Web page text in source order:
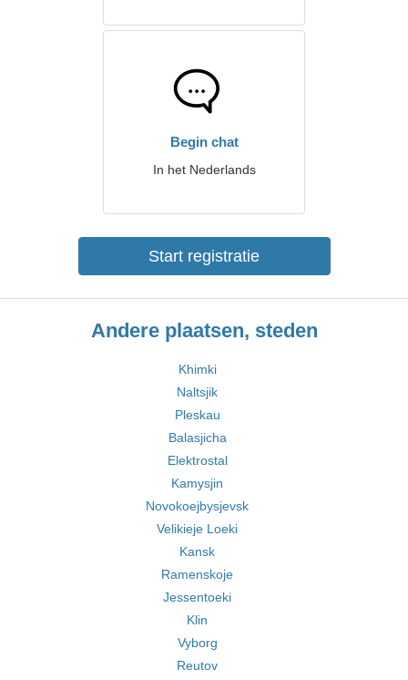
Begin chat
In het Nederlands
Start registratie
Andere plaatsen, steden
Khimki
Naltsjik
Pleskau
Balasjicha
Elektrostal
Kamysjin
Novokoejbysjevsk
Velikieje Loeki
Kansk
Ramenskoje
Jessentoeki
Klin
Vyborg
Reutov